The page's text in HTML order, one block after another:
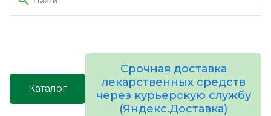
Каталог
Срочная доставка
лекарственных средств
через курьерскую службу
(Яндекс.Доставка)